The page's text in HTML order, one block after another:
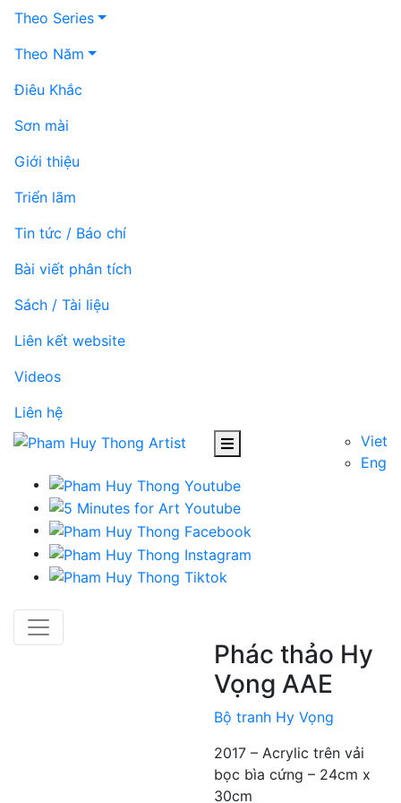
Theo Series
Theo Năm
Điêu Khắc
Sơn mài
Giới thiệu
Triển lãm
Tin tức / Báo chí
Bài viết phân tích
Sách / Tài liệu
Liên kết website
Videos
Liên hệ
Viet
Eng
Phác thảo Hy
Vọng AAE
Bộ tranh Hy Vọng
2017 – Acrylic trên vải
bọc bìa cứng – 24cm x
30cm